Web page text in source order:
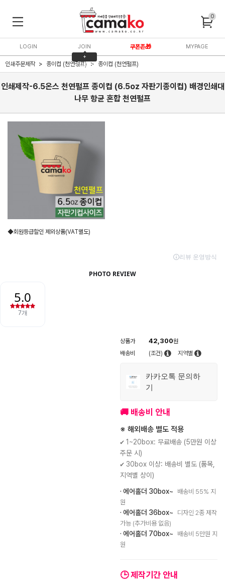
0
LOGIN
JOIN
+
3,000P
쿠폰존🎁 MYPAGE
인쇄주문제작 종이컵 (천연펄프) 종이컵 (천연펄프)
인쇄제작-6.5온스 천연펄프 종이컵 (6.5oz 자판기종이컵) 배경인쇄대
나무 항균 혼합 천연펄프
◆회원등급할인 제외상품(VAT별도)
상품가 42,300원
배송비
(조건) 지역별
카카오톡 문의하
기
🚚 배송비 안내
※ 해외배송 별도 적용
✔ 1~20box: 무료배송 (5만원 이상
주문 시)
✔ 30box 이상: 배송비 별도 (품목,
지역별 상이)
· 에어홀더 30box~
배송비 55% 지
원
· 에어홀더 36box~
디자인 2종 제작
가능 (추가비용 없음)
· 에어홀더 70box~
배송비 5만원 지
원
🕒 제작기간 안내